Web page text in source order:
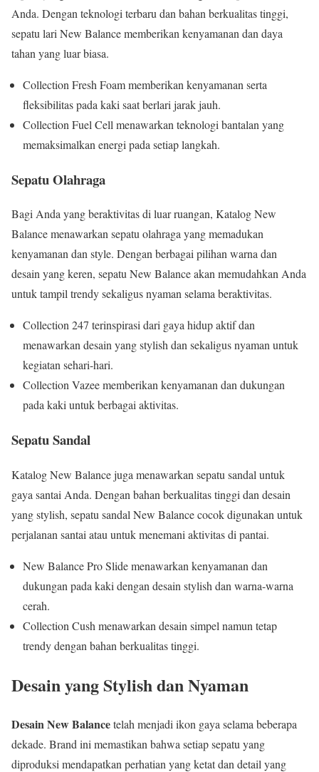
Anda. Dengan teknologi terbaru dan bahan berkualitas tinggi,
sepatu lari New Balance memberikan kenyamanan dan daya
tahan yang luar biasa.
Collection Fresh Foam memberikan kenyamanan serta
fleksibilitas pada kaki saat berlari jarak jauh.
Collection Fuel Cell menawarkan teknologi bantalan yang
memaksimalkan energi pada setiap langkah.
Sepatu Olahraga
Bagi Anda yang beraktivitas di luar ruangan, Katalog New
Balance menawarkan sepatu olahraga yang memadukan
kenyamanan dan style. Dengan berbagai pilihan warna dan
desain yang keren, sepatu New Balance akan memudahkan Anda
untuk tampil trendy sekaligus nyaman selama beraktivitas.
Collection 247 terinspirasi dari gaya hidup aktif dan
menawarkan desain yang stylish dan sekaligus nyaman untuk
kegiatan sehari-hari.
Collection Vazee memberikan kenyamanan dan dukungan
pada kaki untuk berbagai aktivitas.
Sepatu Sandal
Katalog New Balance juga menawarkan sepatu sandal untuk
gaya santai Anda. Dengan bahan berkualitas tinggi dan desain
yang stylish, sepatu sandal New Balance cocok digunakan untuk
perjalanan santai atau untuk menemani aktivitas di pantai.
New Balance Pro Slide menawarkan kenyamanan dan
dukungan pada kaki dengan desain stylish dan warna-warna
cerah.
Collection Cush menawarkan desain simpel namun tetap
trendy dengan bahan berkualitas tinggi.
Desain yang Stylish dan Nyaman
Desain New Balancetelah menjadi ikon gaya selama beberapa
dekade. Brand ini memastikan bahwa setiap sepatu yang
diproduksi mendapatkan perhatian yang ketat dan detail yang